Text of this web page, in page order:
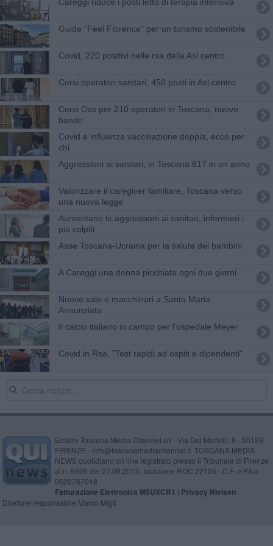
Guide "Feel Florence" per un turismo sostenibile
Covid, 220 positivi nelle rsa della Asl centro
Corsi operatori sanitari, 450 posti in Asl centro
Corsi Oss per 210 operatori in Toscana, nuovo
bando
Covid e influenza vaccinazione doppia, ecco per
chi
Aggressioni ai sanitari, in Toscana 817 in un anno
Valorizzare il caregiver familiare, Toscana verso
una nuova legge
Aumentano le aggressioni ai sanitari, infermieri i
più colpiti
Asse Toscana-Ucraina per la salute dei bambini
A Careggi una donna picchiata ogni due giorni
Nuove sale e macchinari a Santa Maria
Annunziata
​Il calcio italiano in campo per l'ospedale Meyer
Covid in Rsa, "Test rapidi ad ospiti e dipendenti"
Editore Toscana Media Channel srl - Via Dei Martelli, 8 - 50129
FIRENZE - info@toscanamediachannel.it. TOSCANA MEDIA
NEWS quotidiano on line registrato presso il Tribunale di Firenze
al n. 5935 del 27.09.2013. Iscrizione ROC 22105 - C.F. e P.Iva
0620787048
Fatturazione Elettronica M5UXCR1 | Privacy Nielsen
Direttore responsabile Marco Migli